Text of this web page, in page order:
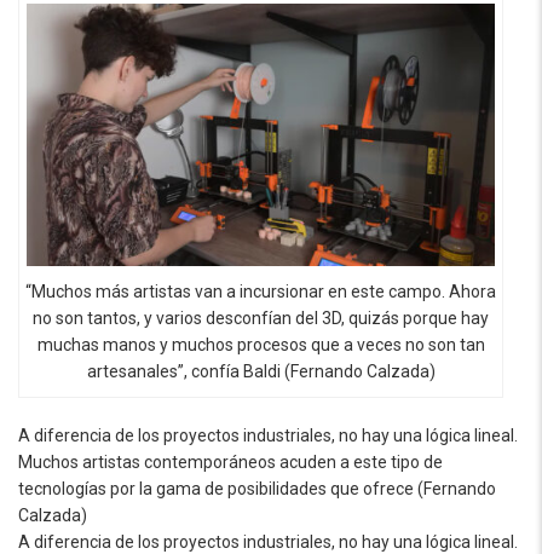
“Muchos más artistas van a incursionar en este campo. Ahora
no son tantos, y varios desconfían del 3D, quizás porque hay
muchas manos y muchos procesos que a veces no son tan
artesanales”, confía Baldi (Fernando Calzada)
A diferencia de los proyectos industriales, no hay una lógica lineal.
Muchos artistas contemporáneos acuden a este tipo de
tecnologías por la gama de posibilidades que ofrece (Fernando
Calzada)
A diferencia de los proyectos industriales, no hay una lógica lineal.